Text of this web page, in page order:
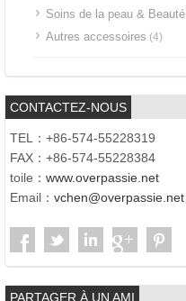
Soins de la peau & Beauté
Autres accessoires (4)
CONTACTEZ-NOUS
TEL：+86-574-55228319
FAX：+86-574-55228384
toile： www.overpassie.net
Email： vchen@overpassie.net
PARTAGER À UN AMI